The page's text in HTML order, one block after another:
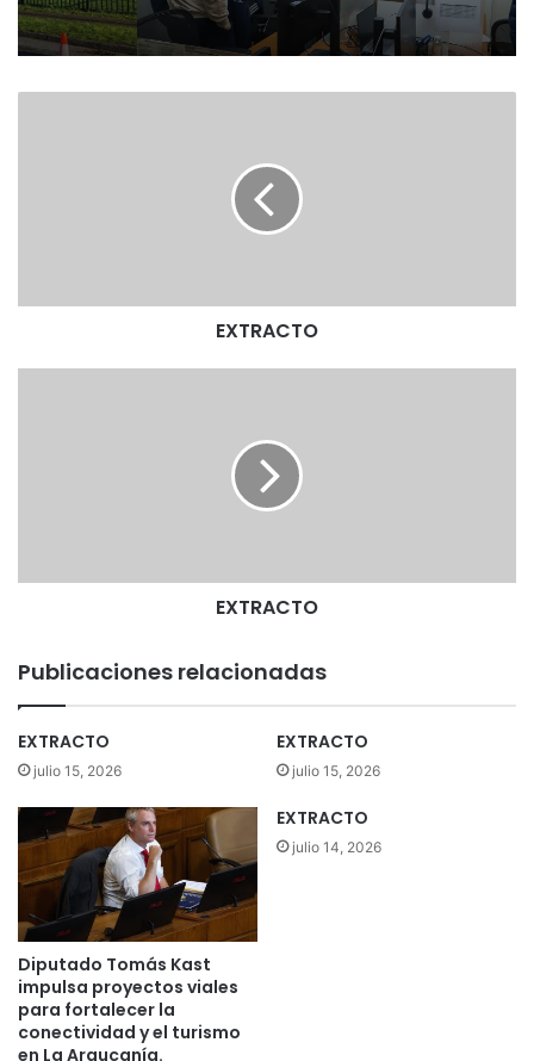
EXTRACTO
EXTRACTO
Publicaciones relacionadas
EXTRACTO
julio 15, 2026
EXTRACTO
julio 15, 2026
Diputado Tomás Kast
impulsa proyectos viales
para fortalecer la
conectividad y el turismo
en La Araucanía.
EXTRACTO
julio 14, 2026